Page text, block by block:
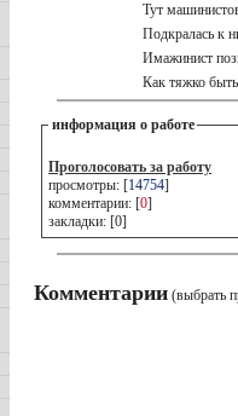
Тут
Подкралась к
Имажинист
Как тяжко
информация о работе
Проголосовать за работу
просмотры: [14754]
комментарии: [0]
закладки: [0]
Комментарии (выбрать